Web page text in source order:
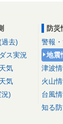
去)
ス実況
気
気
)
防災
警報
地震
津波
火山
台風
知る